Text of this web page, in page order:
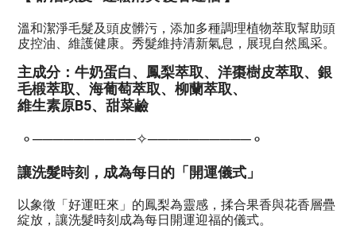
溫和潔淨毛髮及頭皮髒污，添加多種調理植物萃取幫助頭
皮控油、維護健康。秀髮維持清新氣息，展現自然風采。
主成分：牛奶蛋白、鳳梨萃取、洋棗樹皮萃取、銀
毛椴萃取、海葡萄萃取、柳蘭萃取、
維生素原B5、甜菜鹼
⚬──────────✧──────────⚬
讓洗髮時刻，成為每日的「開運儀式」
以象徵「好運旺來」的鳳梨為靈感，揉合果香與花香層疊
綻放， 讓洗髮時刻成為每日開運迎福的儀式。